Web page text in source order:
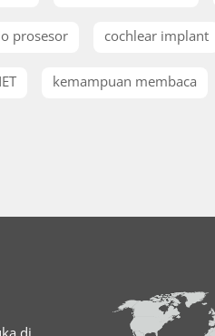
prosesor cochlear implant
kemampuan membaca
di